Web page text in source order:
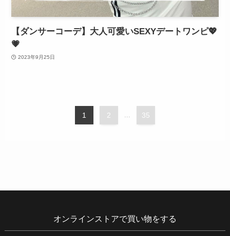
【ダンサーコーデ】大人可愛いSEXYデートワンピ💖
💗
2023年9月25日
1 2 ... 35
オンラインストアで買い物をする